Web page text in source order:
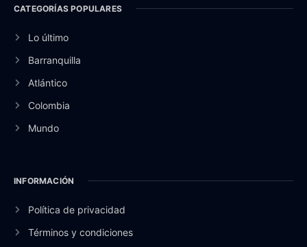
CATEGORÍAS POPULARES
Lo último
Barranquilla
Atlántico
Colombia
Mundo
INFORMACIÓN
Política de privacidad
Términos y condiciones